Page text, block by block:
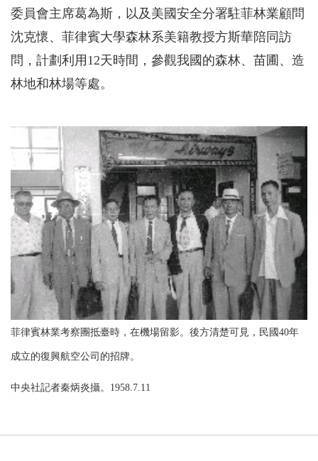
委員會主席葛為斯，以及美國安全分署駐菲林業顧問
沈克懷、菲律賓大學森林系美籍教授方斯華陪同訪
問，計劃利用12天時間，參觀我國的森林、苗圃、造
林地和林場等處。
菲律賓林業考察團抵臺時，在機場留影。後方清楚可見，民國40年
成立的復興航空公司的招牌。
中央社記者秦炳炎攝。1958.7.11